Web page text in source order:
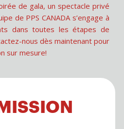
de gala, un spectacle privé
de PPS CANADA s’engage à
dans toutes les étapes de
nous dès maintenant pour
sur mesure!